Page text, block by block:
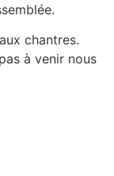
chantres.
à venir nous